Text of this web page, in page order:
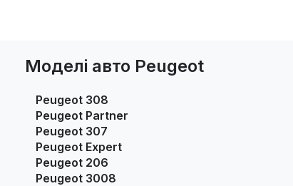
Моделі авто Peugeot
Peugeot 308
Peugeot Partner
Peugeot 307
Peugeot Expert
Peugeot 206
Peugeot 3008